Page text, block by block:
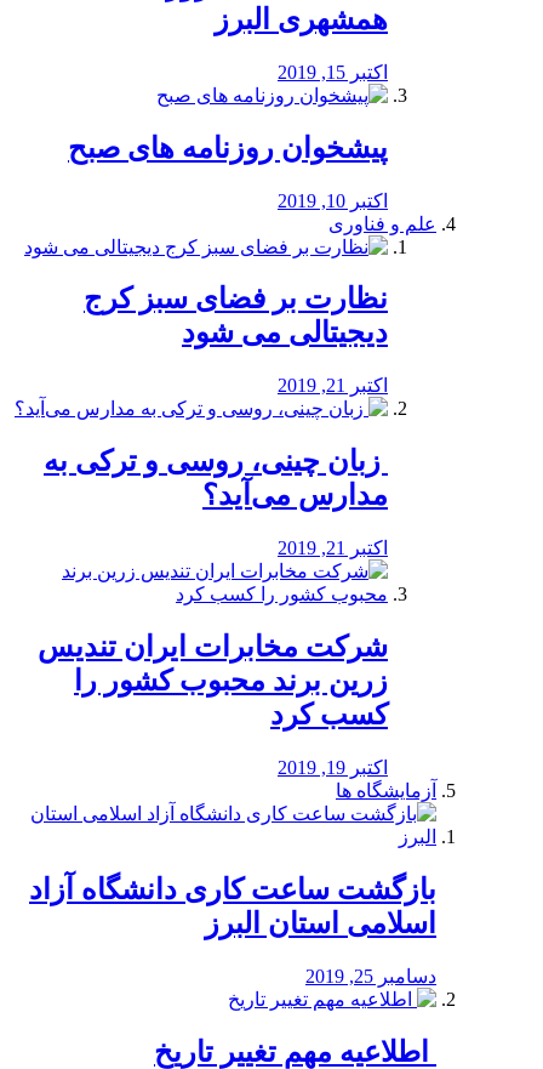
همشهری البرز
اکتبر 15, 2019
پیشخوان روزنامه های صبح
اکتبر 10, 2019
علم و فناوری
نظارت بر فضای سبز کرج
دیجیتالی می شود
اکتبر 21, 2019
️ زبان چینی، روسی و ترکی به
مدارس می‌آید؟
اکتبر 21, 2019
شرکت مخابرات ایران تندیس
زرین برند محبوب کشور را
کسب کرد
اکتبر 19, 2019
آزمایشگاه ها
بازگشت ساعت کاری دانشگاه آزاد
اسلامی استان البرز
دسامبر 25, 2019
️ اطلاعیه مهم تغییر تاریخ